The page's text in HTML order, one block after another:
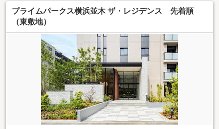
プライムパークス横浜並木 ザ・レジデンス 先着順
（東敷地）